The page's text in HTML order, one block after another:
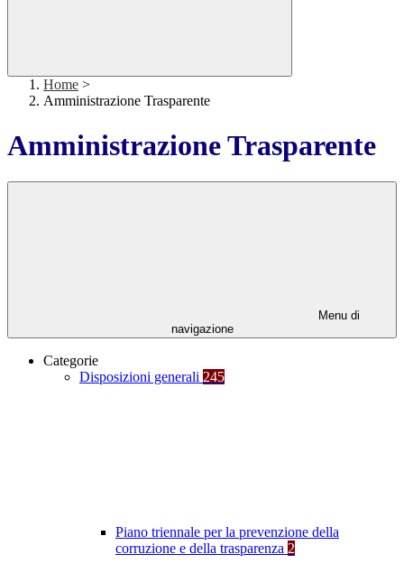
Home >
Amministrazione Trasparente
Amministrazione Trasparente
Menu di
navigazione
Categorie
Disposizioni generali 245
Piano triennale per la prevenzione della
corruzione e della trasparenza 2